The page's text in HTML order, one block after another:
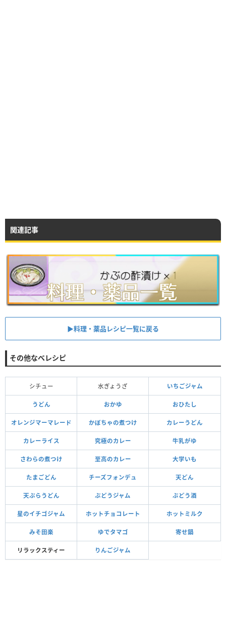
関連記事
▶料理・薬品レシピ一覧に戻る
その他なべレシピ
シチュー 水ぎょうざ いちごジャム
うどん おかゆ おひたし
オレンジマーマレード かぼちゃの煮つけ カレーうどん
カレーライス 究極のカレー 牛乳がゆ
さわらの煮つけ 至高のカレー 大学いも
たまごどん チーズフォンデュ 天どん
天ぷらうどん ぶどうジャム ぶどう酒
星のイチゴジャム ホットチョコレート ホットミルク
みそ田楽 ゆでタマゴ 寄せ鍋
リラックスティー りんごジャム